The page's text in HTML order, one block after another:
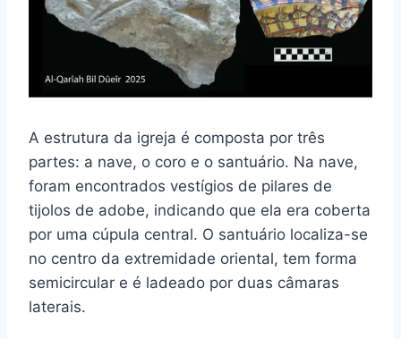
A estrutura da igreja é composta por três
partes: a nave, o coro e o santuário. Na nave,
foram encontrados vestígios de pilares de
tijolos de adobe, indicando que ela era coberta
por uma cúpula central. O santuário localiza-se
no centro da extremidade oriental, tem forma
semicircular e é ladeado por duas câmaras
laterais.